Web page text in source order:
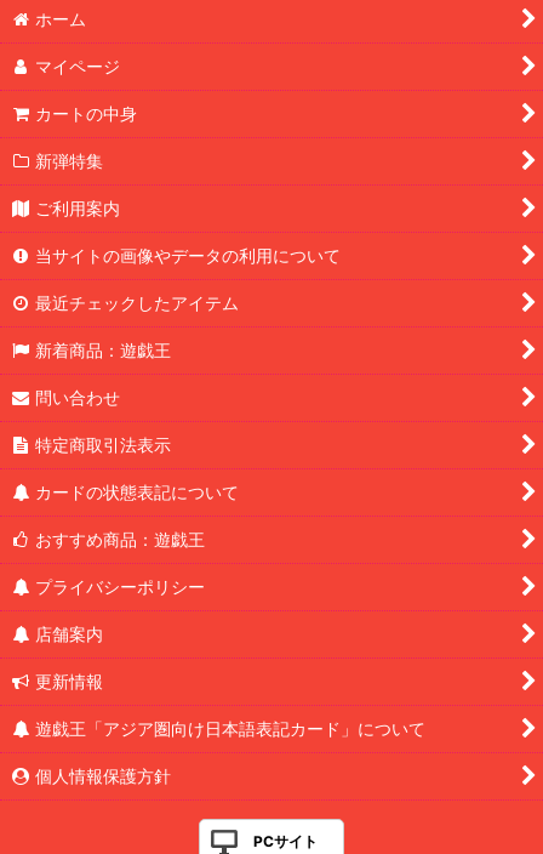
ホーム
マイページ
カートの中身
新弾特集
ご利用案内
当サイトの画像やデータの利用について
最近チェックしたアイテム
新着商品：遊戯王
問い合わせ
特定商取引法表示
カードの状態表記について
おすすめ商品：遊戯王
プライバシーポリシー
店舗案内
更新情報
遊戯王「アジア圏向け日本語表記カード」について
個人情報保護方針
PCサイト